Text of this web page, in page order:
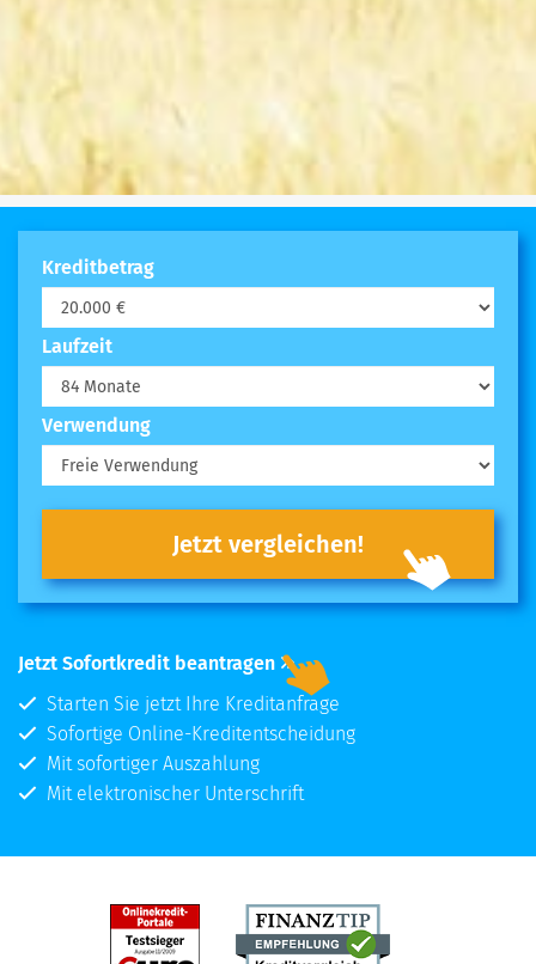
Kreditbetrag
Laufzeit
Verwendung
Jetzt vergleichen!
Jetzt Sofortkredit beantragen
Starten Sie jetzt Ihre Kreditanfrage
Sofortige Online-Kreditentscheidung
Mit sofortiger Auszahlung
Mit elektronischer Unterschrift